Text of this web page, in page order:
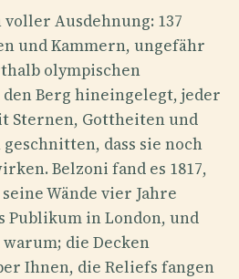
voller Ausdehnung: 137
und Kammern, ungefähr
olympischen
Berg hineingelegt, jeder
Sternen, Gottheiten und
dass sie noch
Belzoni fand es 1817,
Wände vier Jahre
Publikum in London, und
die Decken
Ihnen, die Reliefs fangen